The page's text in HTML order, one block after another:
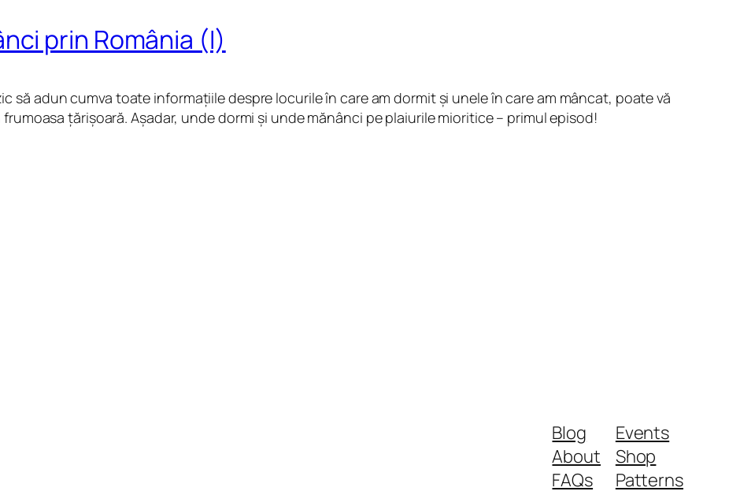
prin România (I)
să adun cumva toate informațiile despre locurile în care am dormit și unele în care am mâncat, poate vă
țărișoară. Așadar, unde dormi și unde mănânci pe plaiurile mioritice – primul episod!
Blog
About
FAQs
Events
Shop
Patterns